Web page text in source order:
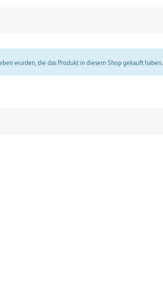
wurden, die das Produkt in diesem Shop gekauft haben.